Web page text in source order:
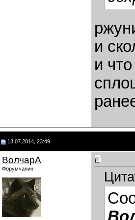
и
и
13.07.2014, 23:49
ВолчарА
Форумчанин